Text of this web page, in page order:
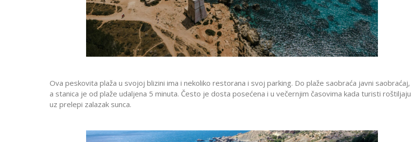
Ova peskovita plaža u svojoj blizini ima i nekoliko restorana i svoj parking. Do plaže saobraća javni saobraćaj,
a stanica je od plaže udaljena 5 minuta. Često je dosta posećena i u večernjim časovima kada turisti roštiljaju
uz prelepi zalazak sunca.